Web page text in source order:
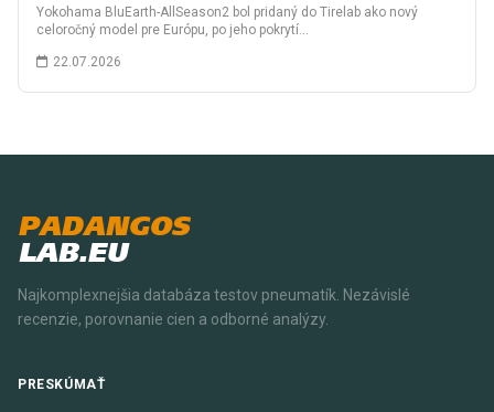
Yokohama BluEarth-AllSeason2 bol pridaný do Tirelab ako nový
celoročný model pre Európu, po jeho pokrytí…
22.07.2026
PADANGOS
LAB.EU
Najkomplexnejšia databáza testov pneumatík. Nezávislé
recenzie, porovnanie cien a odborné analýzy.
PRESKÚMAŤ